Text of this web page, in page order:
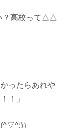
？高校って△△
ったらあれや
！」
）